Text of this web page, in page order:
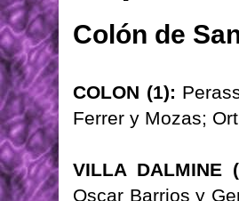
Colón de
COLON (1):
Ferrer y Mozas;
VILLA DALMINE
Oscar Barrios y